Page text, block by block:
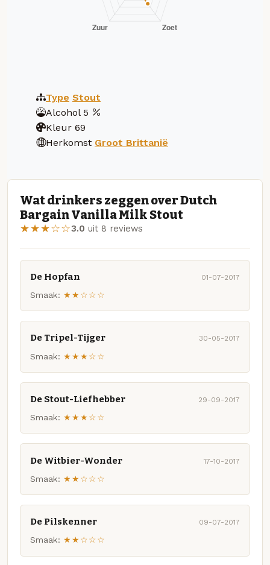
Type Stout
Alcohol 5
Kleur 69
Herkomst Groot Brittanië
Wat drinkers zeggen over Dutch
Bargain Vanilla Milk Stout
★★★☆☆3.0 uit 8 reviews
De Hopfan 01-07-2017
Smaak: ★★☆☆☆
De Tripel-Tijger 30-05-2017
Smaak: ★★★☆☆
De Stout-Liefhebber 29-09-2017
Smaak: ★★★☆☆
De Witbier-Wonder 17-10-2017
Smaak: ★★☆☆☆
De Pilskenner 09-07-2017
Smaak: ★★☆☆☆